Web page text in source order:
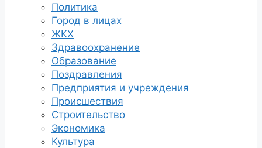
Политика
Город в лицах
ЖКХ
Здравоохранение
Образование
Поздравления
Предприятия и учреждения
Происшествия
Строительство
Экономика
Культура